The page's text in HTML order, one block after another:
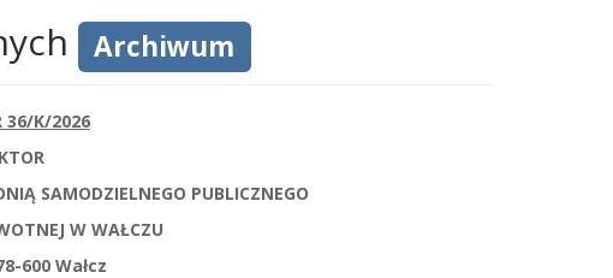
Archiwum
36/K/2026
SAMODZIELNEGO PUBLICZNEGO
W WAŁCZU
600 Wałcz